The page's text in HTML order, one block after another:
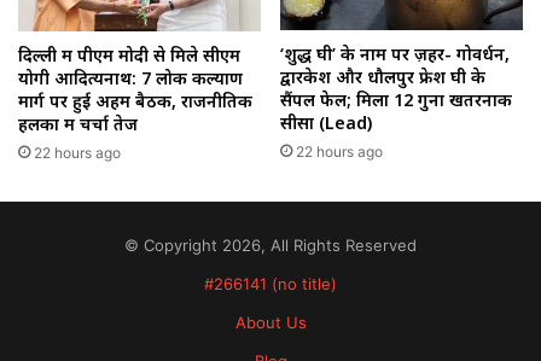
दिल्ली में पीएम मोदी से मिले सीएम
योगी आदित्यनाथ: 7 लोक कल्याण
मार्ग पर हुई अहम बैठक, राजनीतिक
हलकों में चर्चा तेज
22 hours ago
‘शुद्ध घी’ के नाम पर ज़हर- गोवर्धन,
द्वारकेश और धौलपुर फ्रेश घी के
सैंपल फेल; मिला 12 गुना खतरनाक
सीसा (Lead)
22 hours ago
© Copyright 2026, All Rights Reserved
#266141 (no title)
About Us